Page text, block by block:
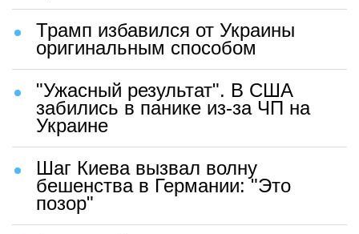
Трамп избавился от Украины
оригинальным способом
"Ужасный результат". В США
забились в панике из-за ЧП на
Украине
Шаг Киева вызвал волну
бешенства в Германии: "Это
позор"